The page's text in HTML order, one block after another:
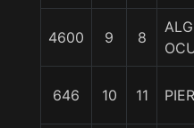
4600 9 8
646 10 11